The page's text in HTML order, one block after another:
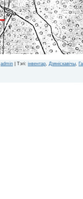
admin Тэгі: інвентар Дзяніскавічы